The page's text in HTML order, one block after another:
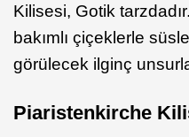
Kilisesi, Gotik
bakımlı çiçeklerle
görülecek ilginç
Piaristenkirche